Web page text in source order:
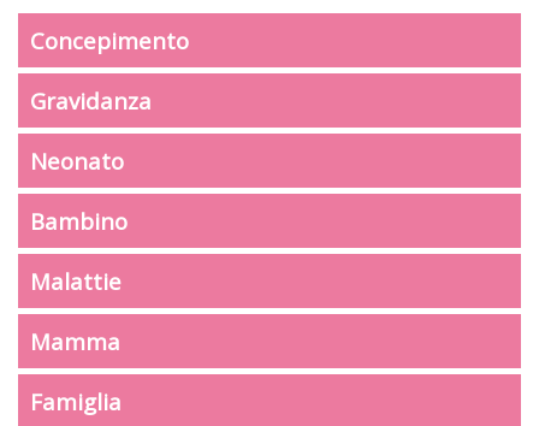
Concepimento
Gravidanza
Neonato
Bambino
Malattie
Mamma
Famiglia